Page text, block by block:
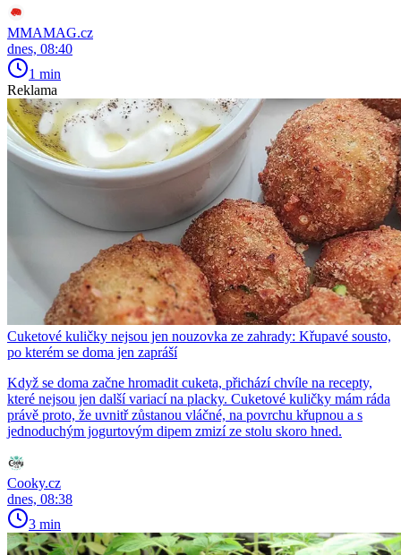
MMAMAG.cz
dnes, 08:40
1 min
Reklama
Cuketové kuličky nejsou jen nouzovka ze zahrady: Křupavé sousto,
po kterém se doma jen zapráší
Když se doma začne hromadit cuketa, přichází chvíle na recepty,
které nejsou jen další variací na placky. Cuketové kuličky mám ráda
právě proto, že uvnitř zůstanou vláčné, na povrchu křupnou a s
jednoduchým jogurtovým dipem zmizí ze stolu skoro hned.
Cooky.cz
dnes, 08:38
3 min